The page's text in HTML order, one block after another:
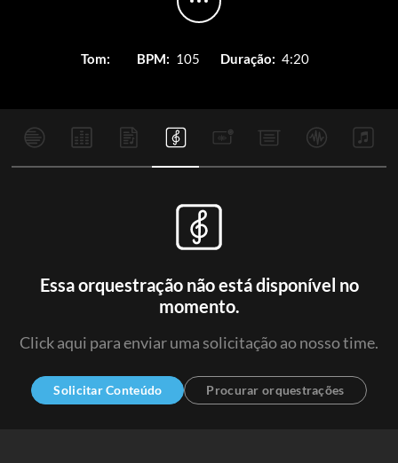
Tom: BPM: 105 Duração: 4:20
Essa orquestração não está disponível no
momento.
Click aqui para enviar uma solicitação ao nosso time.
Solicitar Conteúdo Procurar orquestrações